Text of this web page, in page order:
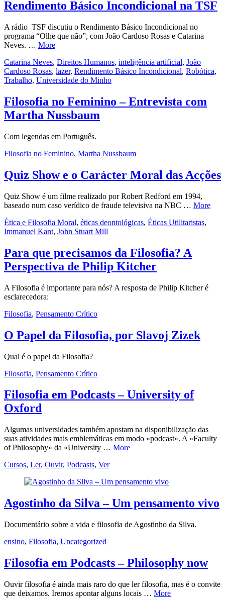
Rendimento Básico Incondicional na TSF
A rádio TSF discutiu o Rendimento Básico Incondicional no
programa “Olhe que não”, com João Cardoso Rosas e Catarina
Neves. … More
Catarina Neves, Direitos Humanos, inteligência artificial, João
Cardoso Rosas, lazer, Rendimento Básico Incondicional, Robótica,
Trabalho, Universidade do Minho
Filosofia no Feminino – Entrevista com
Martha Nussbaum
Com legendas em Português.
Filosofia no Feminino, Martha Nussbaum
Quiz Show e o Carácter Moral das Acções
Quiz Show é um filme realizado por Robert Redford em 1994,
baseado num caso verídico de fraude televisiva na NBC … More
Ética e Filosofia Moral, éticas deontológicas, Éticas Utilitaristas,
Immanuel Kant, John Stuart Mill
Para que precisamos da Filosofia? A
Perspectiva de Philip Kitcher
A Filosofia é importante para nós? A resposta de Philip Kitcher é
esclarecedora:
Filosofia, Pensamento Crítico
O Papel da Filosofia, por Slavoj Zizek
Qual é o papel da Filosofia?
Filosofia, Pensamento Crítico
Filosofia em Podcasts – University of
Oxford
Algumas universidades também apostam na disponibilização das
suas atividades mais emblemáticas em modo «podcast». A «Faculty
of Philosophy» da «University … More
Cursos, Ler, Ouvir, Podcasts, Ver
Agostinho da Silva – Um pensamento vivo
Documentário sobre a vida e filosofia de Agostinho da Silva.
ensino, Filosofia, Uncategorized
Filosofia em Podcasts – Philosophy now
Ouvir filosofia é ainda mais raro do que ler filosofia, mas é o convite
que deixamos. Iremos apontar alguns locais … More